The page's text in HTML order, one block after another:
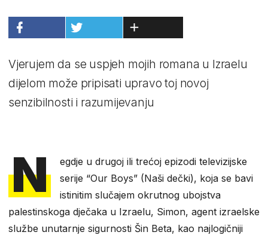
Vjerujem da se uspjeh mojih romana u Izraelu
dijelom može pripisati upravo toj novoj
senzibilnosti i razumijevanju
N
egdje u drugoj ili trećoj epizodi televizijske
serije “Our Boys” (Naši dečki), koja se bavi
istinitim slučajem okrutnog ubojstva
palestinskoga dječaka u Izraelu, Simon, agent izraelske
službe unutarnje sigurnosti Šin Beta, kao najlogičniji